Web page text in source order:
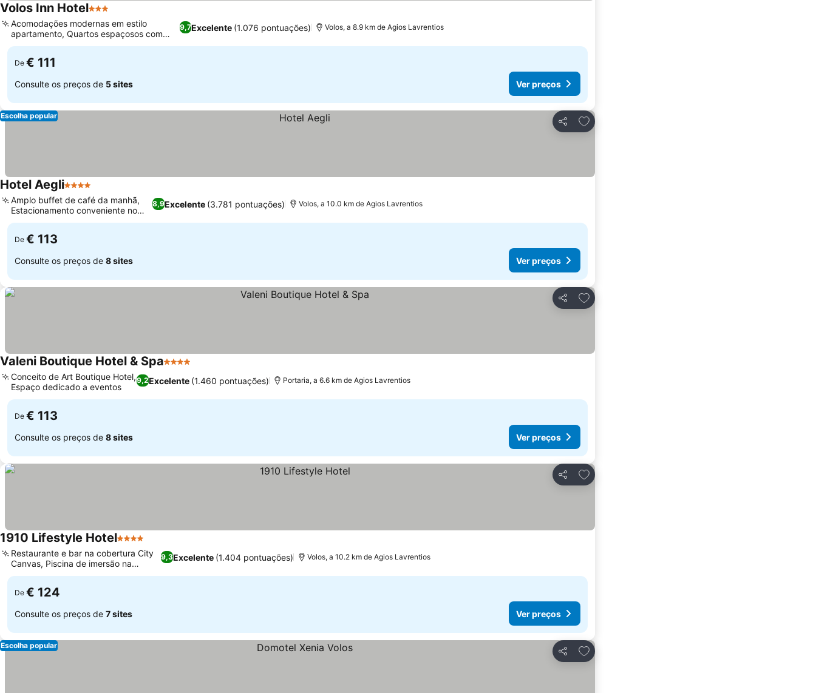
Volos Inn Hotel3 Estrelas
9,7Excelente (1.076 pontuações)
Acomodações modernas em estilo
apartamento, Quartos espaçosos com
varandas grandes
Volos, a 8.9 km de Agios Lavrentios
De € 111
Consulte os preços de 5 sites Ver preços
Partilhar
Adicionar aos favoritos
Escolha popular
Hotel Aegli4 Estrelas
8,9Excelente (3.781 pontuações)
Amplo buffet de café da manhã,
Estacionamento conveniente no
porto
Volos, a 10.0 km de Agios Lavrentios
De € 113
Consulte os preços de 8 sites Ver preços
Partilhar
Adicionar aos favoritos
Valeni Boutique Hotel & Spa4 Estrelas
9,2Excelente (1.460 pontuações)
Conceito de Art Boutique Hotel,
Espaço dedicado a eventos
Portaria, a 6.6 km de Agios Lavrentios
De € 113
Consulte os preços de 8 sites Ver preços
Partilhar
Adicionar aos favoritos
1910 Lifestyle Hotel4 Estrelas
9,3Excelente (1.404 pontuações)
Restaurante e bar na cobertura City
Canvas, Piscina de imersão na
cobertura
Volos, a 10.2 km de Agios Lavrentios
De € 124
Consulte os preços de 7 sites Ver preços
Partilhar
Adicionar aos favoritos
Escolha popular